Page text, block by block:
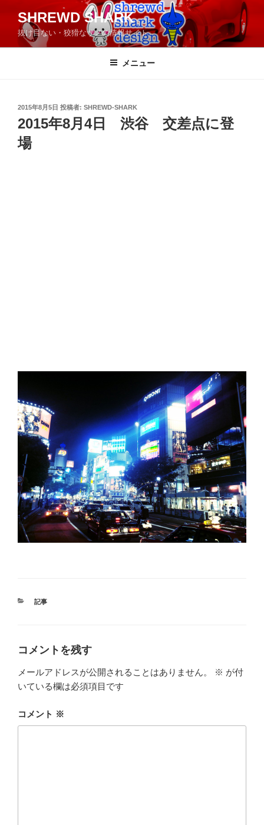
ン
SHREWD SHARK
抜け目ない・狡猾なサメの情報サイト
メニュー
投
稿
日:
2015年8月5日 投稿者: SHREWD-SHARK
2015年8月4日 渋谷 交差点に登
場
カ
記事
コメントを残す
メールアドレスが公開されることはありません。 ※ が付
いている欄は必須項目です
コメント ※